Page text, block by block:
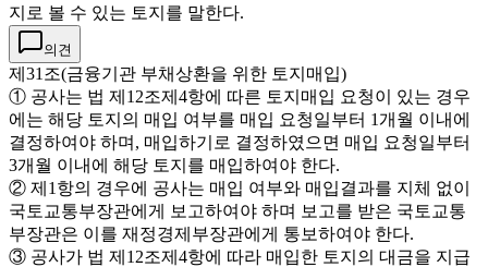
지로 볼 수 있는 토지를 말한다.
의견
제31조(금융기관 부채상환을 위한 토지매입)
① 공사는 법 제12조제4항에 따른 토지매입 요청이 있는 경우
에는 해당 토지의 매입 여부를 매입 요청일부터 1개월 이내에
결정하여야 하며, 매입하기로 결정하였으면 매입 요청일부터
3개월 이내에 해당 토지를 매입하여야 한다.
② 제1항의 경우에 공사는 매입 여부와 매입결과를 지체 없이
국토교통부장관에게 보고하여야 하며 보고를 받은 국토교통
부장관은 이를 재정경제부장관에게 통보하여야 한다.
③ 공사가 법 제12조제4항에 따라 매입한 토지의 대금을 지급